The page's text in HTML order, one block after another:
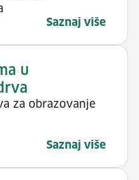
Saznaj više
u
za obrazovanje
Saznaj više